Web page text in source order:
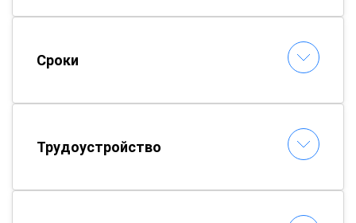
Сроки
Трудоустройство